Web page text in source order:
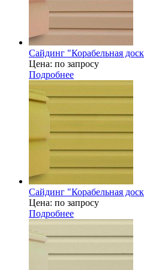
Сайдинг "Корабельная
Цена: по запросу
Подробнее
Сайдинг "Корабельная
Цена: по запросу
Подробнее